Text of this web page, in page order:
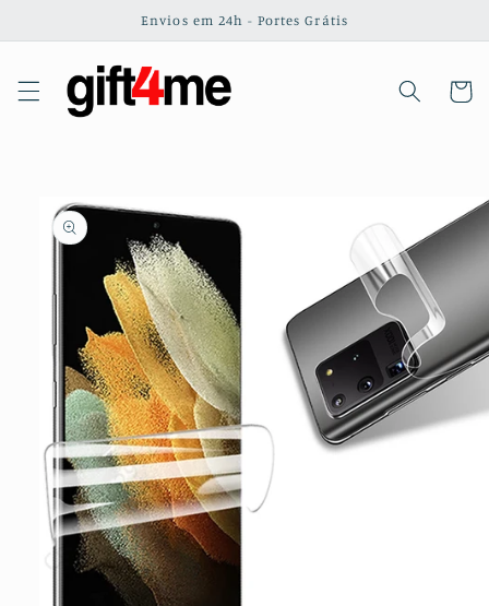
conteúdo
Envios em 24h - Portes Grátis
informação
do produto